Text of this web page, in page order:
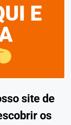
E
site de
os